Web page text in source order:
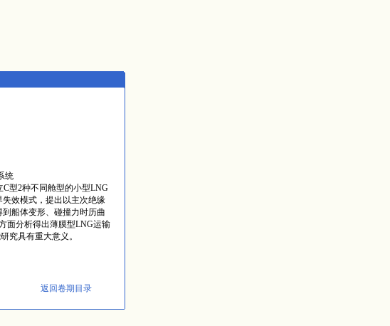
统
C型2种不同舱型的小型LNG
效模式，提出以主次绝缘
船体变形、碰撞力时历曲
面分析得出薄膜型LNG运输
究具有重大意义。
返回卷期目录